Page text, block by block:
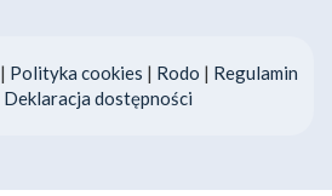
| Polityka cookies | Rodo | Regulamin
Deklaracja dostępności